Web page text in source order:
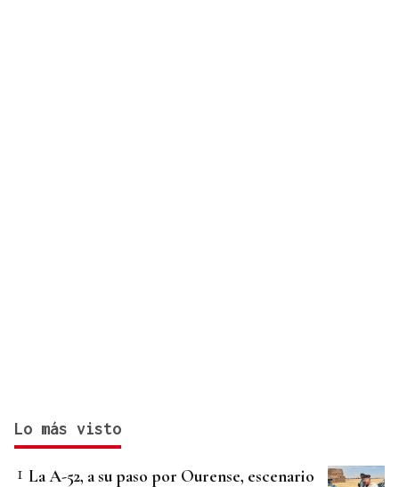
Lo más visto
La A-52, a su paso por Ourense, escenario